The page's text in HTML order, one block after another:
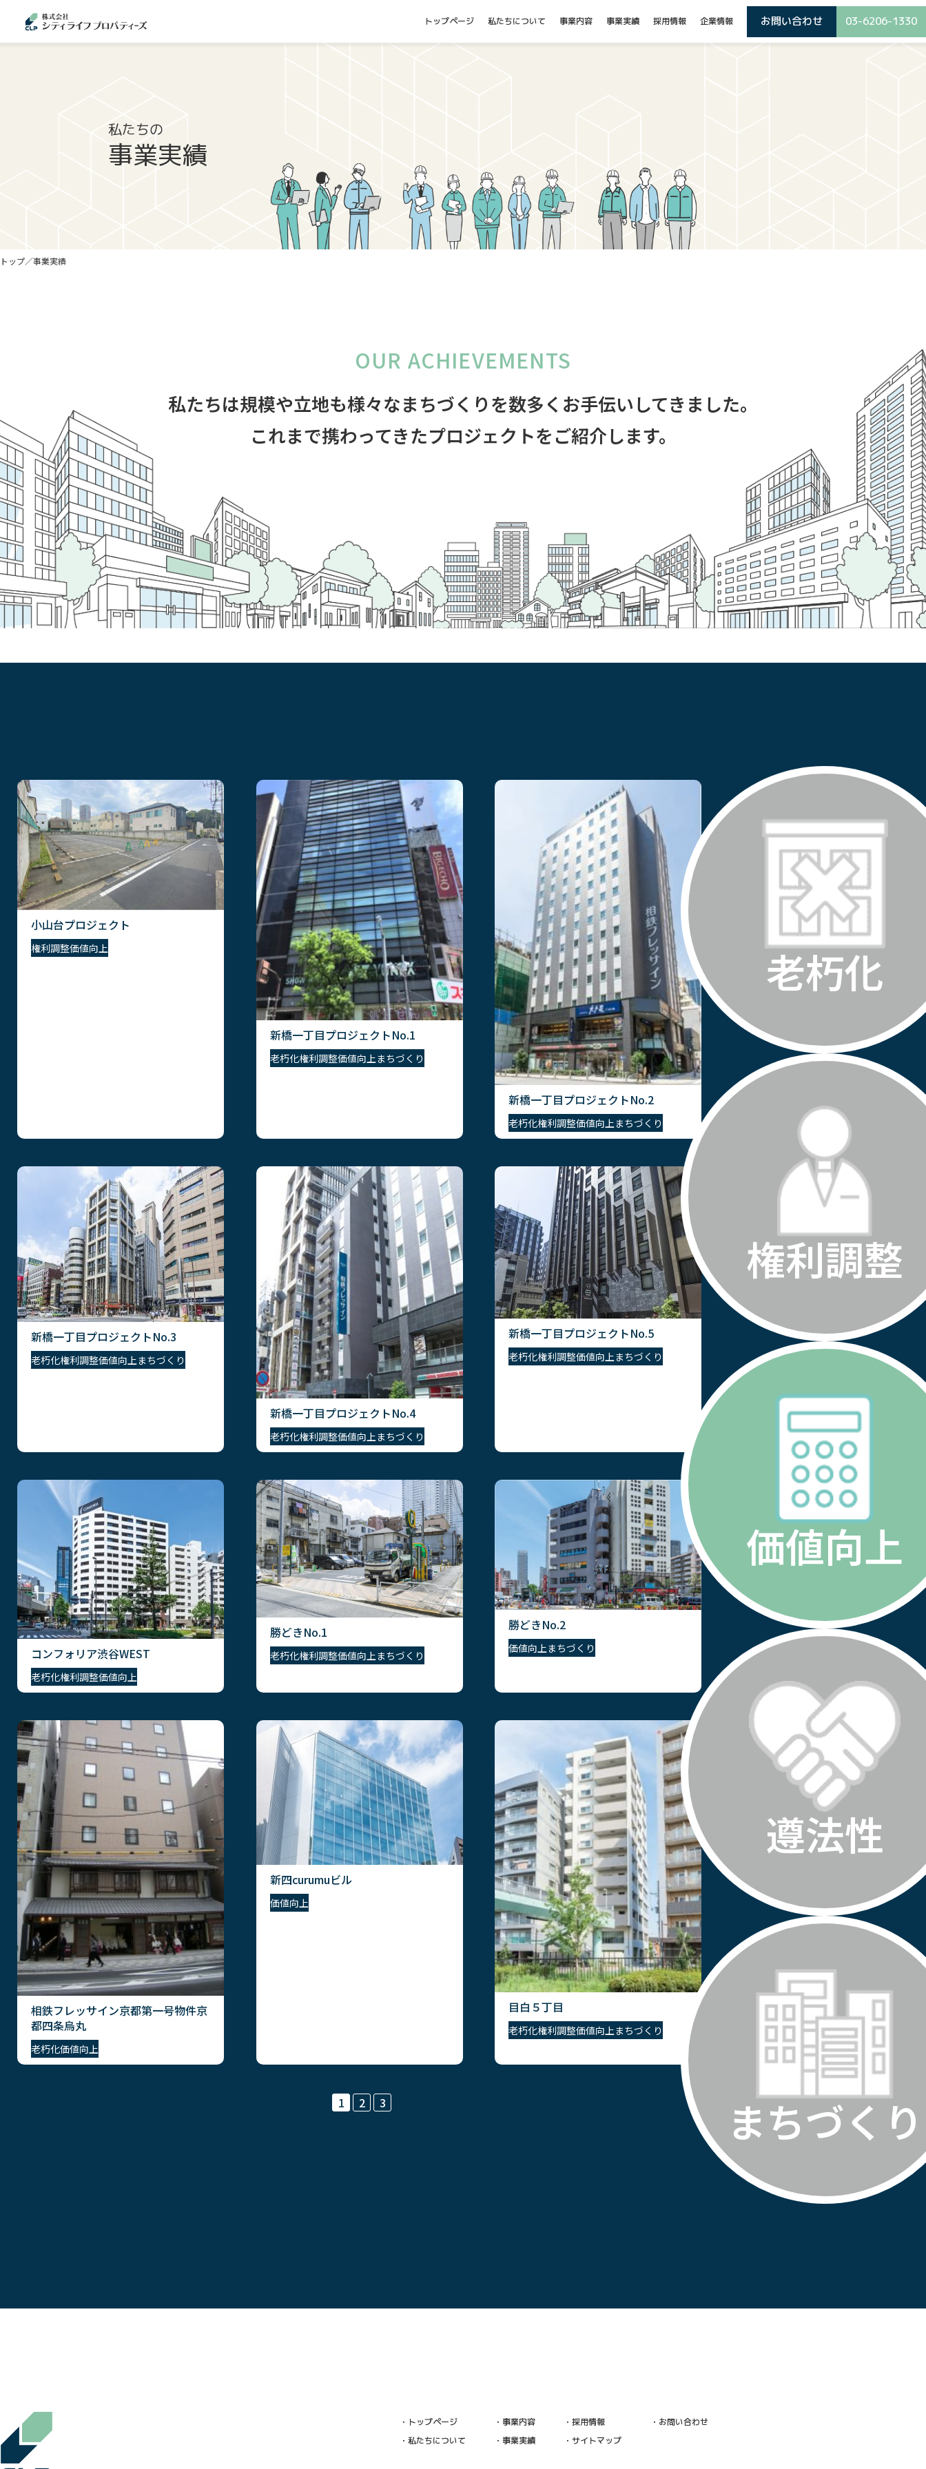
トップページ 私たちについて 事業内容 事業実績 採用情報 企業情報 お問い合わせ 03-6206-1330
私たちの
事業実績
トップ 事業実績
OUR ACHIEVEMENTS
私たちは規模や立地も様々なまちづくりを数多くお手伝いしてきました。
これまで携わってきたプロジェクトをご紹介します。
小山台プロジェクト
権利調整価値向上
新橋一丁目プロジェクトNo.1
老朽化権利調整価値向上まちづくり
新橋一丁目プロジェクトNo.2
老朽化権利調整価値向上まちづくり
新橋一丁目プロジェクトNo.3
老朽化権利調整価値向上まちづくり
新橋一丁目プロジェクトNo.4
老朽化権利調整価値向上まちづくり
新橋一丁目プロジェクトNo.5
老朽化権利調整価値向上まちづくり
コンフォリア渋谷WEST
老朽化権利調整価値向上
勝どきNo.1
老朽化権利調整価値向上まちづくり
勝どきNo.2
価値向上まちづくり
相鉄フレッサイン京都第一号物件京
都四条烏丸
老朽化価値向上
新四curumuビル
価値向上
目白５丁目
老朽化権利調整価値向上まちづくり
1 2 3
老朽化
権利調整
価値向上
遵法性
まちづくり
・トップページ ・事業内容 ・採用情報
・お問い合わせ
・私たちについて
・事業実績 ・サイトマップ